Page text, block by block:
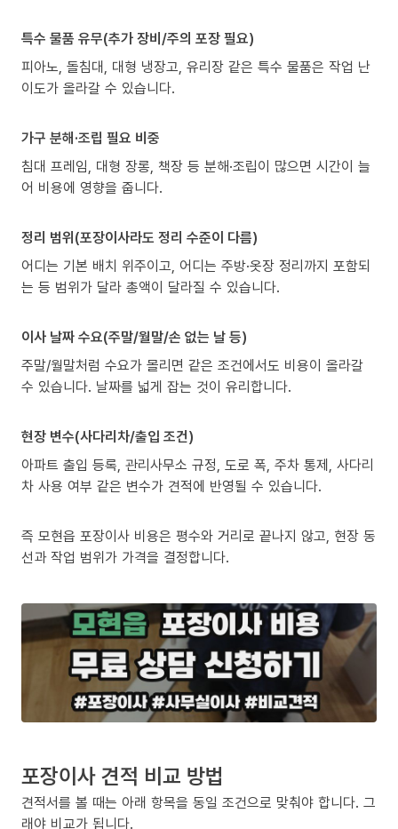
특수 물품 유무(추가 장비/주의 포장 필요)
피아노, 돌침대, 대형 냉장고, 유리장 같은 특수 물품은 작업 난
이도가 올라갈 수 있습니다.
가구 분해·조립 필요 비중
침대 프레임, 대형 장롱, 책장 등 분해·조립이 많으면 시간이 늘
어 비용에 영향을 줍니다.
정리 범위(포장이사라도 정리 수준이 다름)
어디는 기본 배치 위주이고, 어디는 주방·옷장 정리까지 포함되
는 등 범위가 달라 총액이 달라질 수 있습니다.
이사 날짜 수요(주말/월말/손 없는 날 등)
주말/월말처럼 수요가 몰리면 같은 조건에서도 비용이 올라갈
수 있습니다. 날짜를 넓게 잡는 것이 유리합니다.
현장 변수(사다리차/출입 조건)
아파트 출입 등록, 관리사무소 규정, 도로 폭, 주차 통제, 사다리
차 사용 여부 같은 변수가 견적에 반영될 수 있습니다.
즉 모현읍 포장이사 비용은 평수와 거리로 끝나지 않고, 현장 동
선과 작업 범위가 가격을 결정합니다.
포장이사 견적 비교 방법
견적서를 볼 때는 아래 항목을 동일 조건으로 맞춰야 합니다. 그
래야 비교가 됩니다.